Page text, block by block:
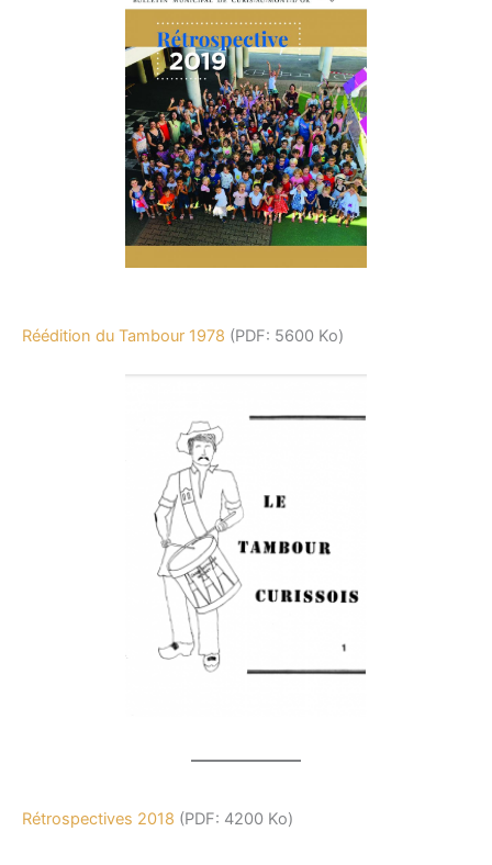
Réédition du Tambour 1978 (PDF: 5600 Ko)
Rétrospectives 2018 (PDF: 4200 Ko)